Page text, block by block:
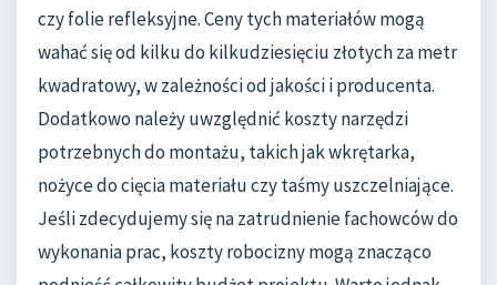
czy folie refleksyjne. Ceny tych materiałów mogą
wahać się od kilku do kilkudziesięciu złotych za metr
kwadratowy, w zależności od jakości i producenta.
Dodatkowo należy uwzględnić koszty narzędzi
potrzebnych do montażu, takich jak wkrętarka,
nożyce do cięcia materiału czy taśmy uszczelniające.
Jeśli zdecydujemy się na zatrudnienie fachowców do
wykonania prac, koszty robocizny mogą znacząco